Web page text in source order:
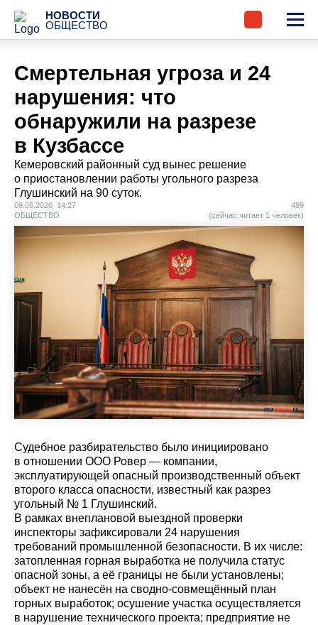
НОВОСТИ
ОБЩЕСТВО
Смертельная угроза и 24
нарушения: что
обнаружили на разрезе
в Кузбассе
Кемеровский районный суд вынес решение
о приостановлении работы угольного разреза
Глушинский на 90 суток.
09.06.2026 14:27
ОБЩЕСТВО
489
(сейчас читает 1 человек)
Судебное разбирательство было инициировано
в отношении ООО Ровер — компании,
эксплуатирующей опасный производственный объект
второго класса опасности, известный как разрез
угольный № 1 Глушинский.
В рамках внеплановой выездной проверки
инспекторы зафиксировали 24 нарушения
требований промышленной безопасности. В их числе:
затопленная горная выработка не получила статус
опасной зоны, а её границы не были установлены;
объект не нанесён на сводно-совмещённый план
горных выработок; осушение участка осуществляется
в нарушение технического проекта; предприятие не